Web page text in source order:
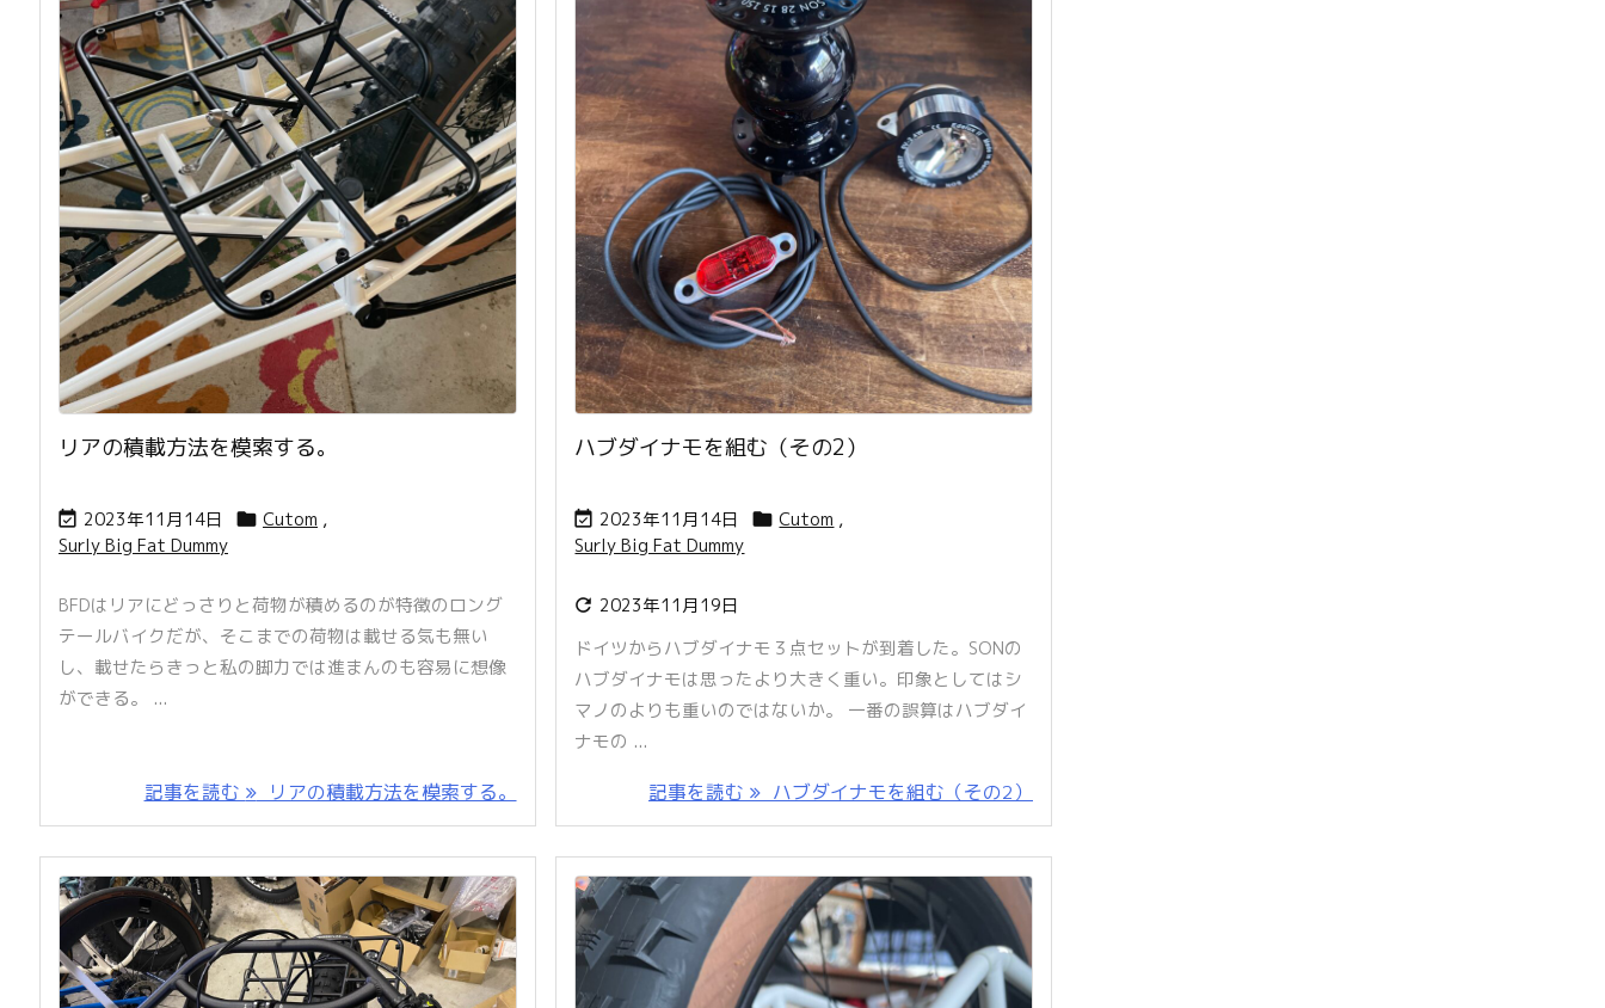
リアの積載方法を模索する。
 2023年11月14日  Cutom ,
Surly Big Fat Dummy
BFDはリアにどっさりと荷物が積めるのが特徴のロング
テールバイクだが、そこまでの荷物は載せる気も無い
し、載せたらきっと私の脚力では進まんのも容易に想像
ができる。 ...
記事を読む リアの積載方法を模索する。
ハブダイナモを組む（その2）
 2023年11月14日  Cutom ,
Surly Big Fat Dummy
 2023年11月19日
ドイツからハブダイナモ３点セットが到着した。SONの
ハブダイナモは思ったより大きく重い。印象としてはシ
マノのよりも重いのではないか。 一番の誤算はハブダイ
ナモの ...
記事を読む ハブダイナモを組む（その2）